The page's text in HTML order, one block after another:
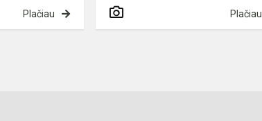
Plačiau Plačiau